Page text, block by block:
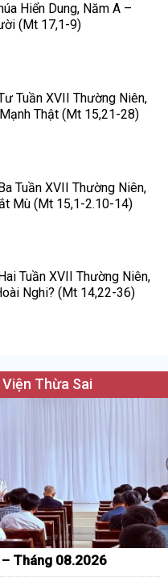
Hiển Dung, Năm A –
(Mt 17,1-9)
Tuần XVII Thường Niên,
Thật (Mt 15,21-28)
Tuần XVII Thường Niên,
Mù (Mt 15,1-2.10-14)
Tuần XVII Thường Niên,
Nghi? (Mt 14,22-36)
Thừa Sai
Tháng 08.2026